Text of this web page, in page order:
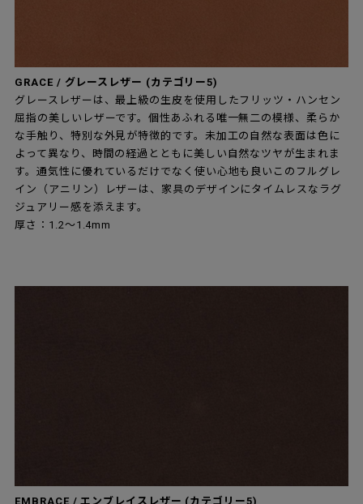
GRACE / グレースレザー (カテゴリー5)
グレースレザーは、最上級の生皮を使用したフリッツ・ハンセン
屈指の美しいレザーです。個性あふれる唯一無二の模様、柔らか
な手触り、特別な外見が特徴的です。未加工の自然な表面は色に
よって異なり、時間の経過とともに美しい自然なツヤが生まれま
す。通気性に優れているだけでなく使い心地も良いこのフルグレ
イン（アニリン）レザーは、家具のデザインにタイムレスなラグ
ジュアリー感を添えます。
厚さ：1.2～1.4mm
EMBRACE / エンブレイスレザー (カテゴリー5)